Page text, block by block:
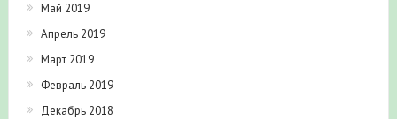
Май 2019
Апрель 2019
Март 2019
Февраль 2019
Декабрь 2018